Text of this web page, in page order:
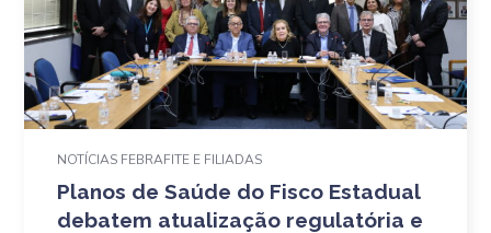
NOTÍCIAS FEBRAFITE E FILIADAS
Planos de Saúde do Fisco Estadual
debatem atualização regulatória e